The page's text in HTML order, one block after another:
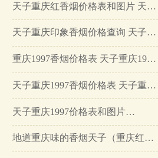
天子重庆红香烟价格表和图片 天子重庆红香烟价格2025年最新查询…
天子重庆印象香烟价格查询 天子重庆印象多少钱一盒…
重庆1997香烟价格表 天子重庆1997烟多少钱?…
天子重庆1997香烟价格表 天子重庆1997怎么样…
天子重庆1997价格表和图片…
地道重庆味的香烟天子（重庆红）价格在23元一包！…